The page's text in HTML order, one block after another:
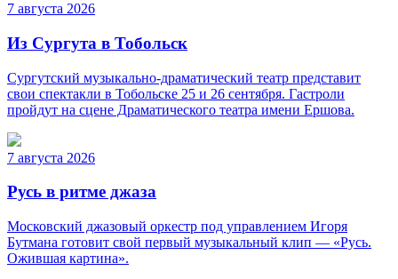
7 августа 2026
Из Сургута в Тобольск
Сургутский музыкально-драматический театр представит
свои спектакли в Тобольске 25 и 26 сентября. Гастроли
пройдут на сцене Драматического театра имени Ершова.
7 августа 2026
Русь в ритме джаза
Московский джазовый оркестр под управлением Игоря
Бутмана готовит свой первый музыкальный клип — «Русь.
Ожившая картина».